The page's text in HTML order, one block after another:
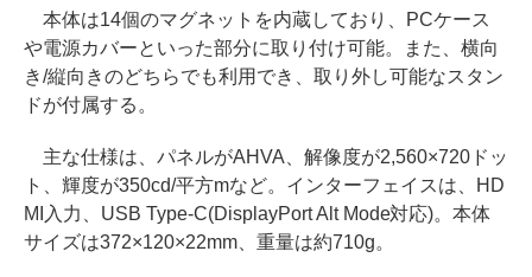
本体は14個のマグネットを内蔵しており、PCケース
や電源カバーといった部分に取り付け可能。また、横向
き/縦向きのどちらでも利用でき、取り外し可能なスタン
ドが付属する。
主な仕様は、パネルがAHVA、解像度が2,560×720ドッ
ト、輝度が350cd/平方mなど。インターフェイスは、HD
MI入力、USB Type-C(DisplayPort Alt Mode対応)。本体
サイズは372×120×22mm、重量は約710g。